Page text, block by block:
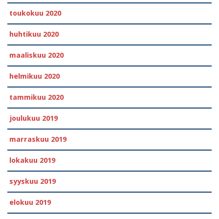
toukokuu 2020
huhtikuu 2020
maaliskuu 2020
helmikuu 2020
tammikuu 2020
joulukuu 2019
marraskuu 2019
lokakuu 2019
syyskuu 2019
elokuu 2019